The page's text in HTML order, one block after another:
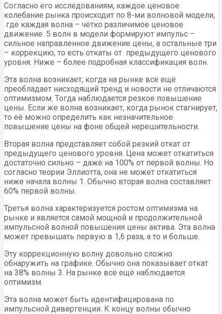
Согласно его исследованиям, каждое ценовое
колебание рынка происходит по 8-ми волновой модели,
где каждая волна – чётко различимое ценовое
движение. 5 волн в модели формируют импульс –
сильное направленное движение цены, а остальные три
– коррекцию, то есть откаты от предыдущего ценового
уровня. Ниже – более подробная классификация волн.
Эта волна возникает, когда на рынке всё ещё
преобладает нисходящий тренд и новости не отличаются
оптимизмом. Тогда наблюдается резкое повышение
цены. Если же волна возникает, когда рынок стагнирует,
то её можно определить как незначительное
повышение цены на фоне общей нерешительности.
Вторая волна представляет собой резкий откат от
предыдущего ценового уровня. Цена может откатиться
достаточно сильно – даже на 100% от первой волны. Но
согласно теории Эллиотта, она не может откатиться
ниже начала волны 1. Обычно вторая волна составляет
60% первой волны.
Третья волна характеризуется ростом оптимизма на
рынке и является самой мощной и продолжительной
импульсной волной повышения цены актива. Эта волна
может превышать первую в 1,6 раза, а то и больше.
Эту коррекционную волну довольно сложно
обнаружить на графике. Обычно она показывает откат
на 38% волны 3. На рынке всё ещё наблюдается
оптимизм.
Эта волна может быть идентифицирована по
импульсной дивергенции. К концу волны обычно